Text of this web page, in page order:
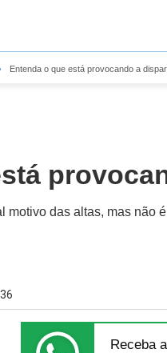
Entenda o que está provocando a
motivo das altas, mas
Receba